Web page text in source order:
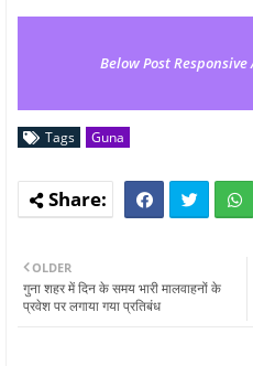
Below Post Responsive
Tags Guna
OLDER
गुना शहर में दिन के समय भारी मालवाहनों के
प्रवेश पर लगाया गया प्रतिबंध